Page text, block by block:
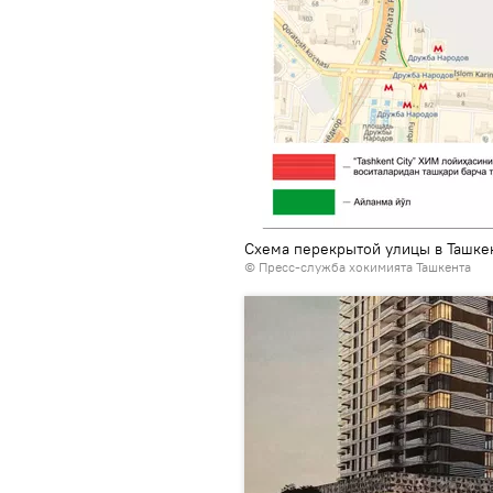
Схема перекрытой улицы в
© Пресс-служба хокимията Ташкента